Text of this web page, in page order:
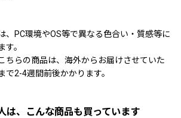
、PC環境やOS等で異なる色合い・質感等に
す。
ちらの商品は、海外からお届けさせていた
で2-4週間前後かかります。
は、こんな商品も買っています